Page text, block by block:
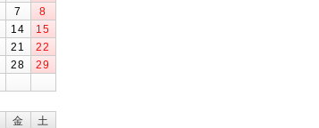
7
8
14
15
21
22
28
29
金
土